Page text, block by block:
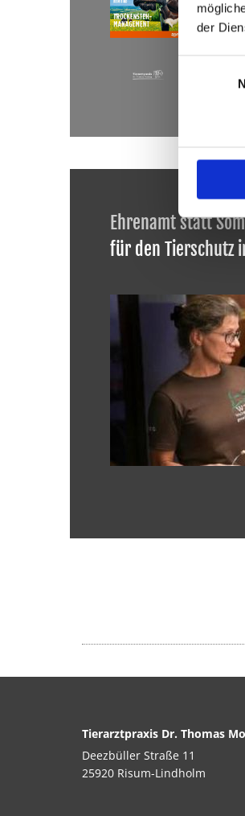
der
Ehrenamt statt
für den Tierschutz
Tierarztpraxis Dr. Thomas
Deezbüller Straße 11
25920 Risum-Lindholm